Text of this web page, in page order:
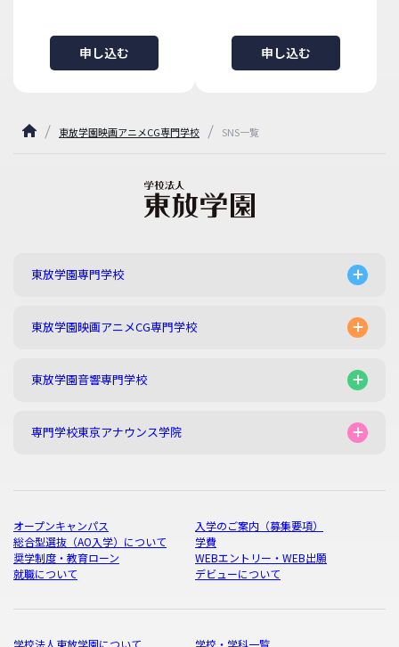
申し込む 申し込む
東放学園映画アニメCG専門学校 SNS一覧
東放学園専門学校
東放学園映画アニメCG専門学校
東放学園音響専門学校
専門学校東京アナウンス学院
オープンキャンパス
入学のご案内（募集要項）
総合型選抜（AO入学）について
学費
奨学制度・教育ローン
WEBエントリー・WEB出願
就職について
デビューについて
学校法人東放学園について
学校・学科一覧